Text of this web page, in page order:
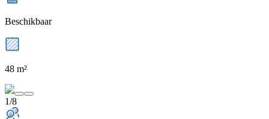
Beschikbaar
48 m²
1/8